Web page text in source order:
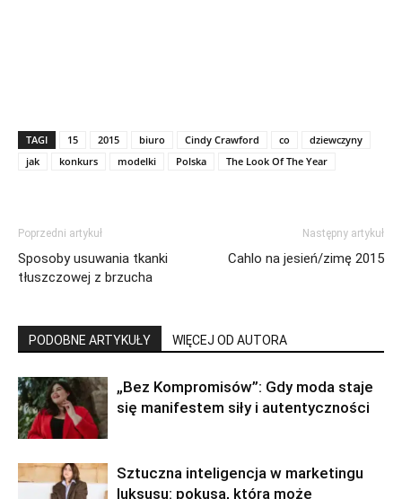
TAGI 15 2015 biuro Cindy Crawford co
dziewczyny
jak
konkurs modelki Polska The Look Of The Year
Poprzedni artykuł
Sposoby usuwania tkanki
tłuszczowej z brzucha
Następny artykuł
Cahlo na jesień/zimę 2015
PODOBNE ARTYKUŁY WIĘCEJ OD AUTORA
„Bez Kompromisów”: Gdy moda staje
się manifestem siły i autentyczności
Sztuczna inteligencja w marketingu
luksusu: pokusa, która może